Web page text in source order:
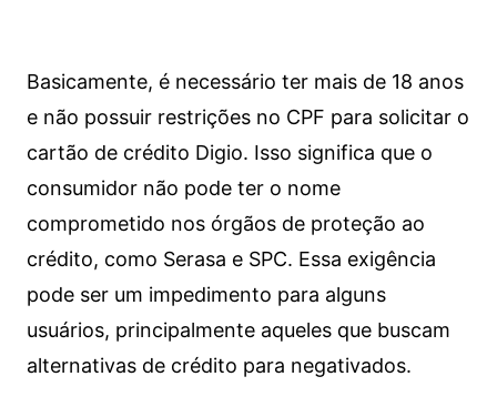
Basicamente, é necessário ter mais de 18 anos
e não possuir restrições no CPF para solicitar o
cartão de crédito Digio. Isso significa que o
consumidor não pode ter o nome
comprometido nos órgãos de proteção ao
crédito, como Serasa e SPC. Essa exigência
pode ser um impedimento para alguns
usuários, principalmente aqueles que buscam
alternativas de crédito para negativados.